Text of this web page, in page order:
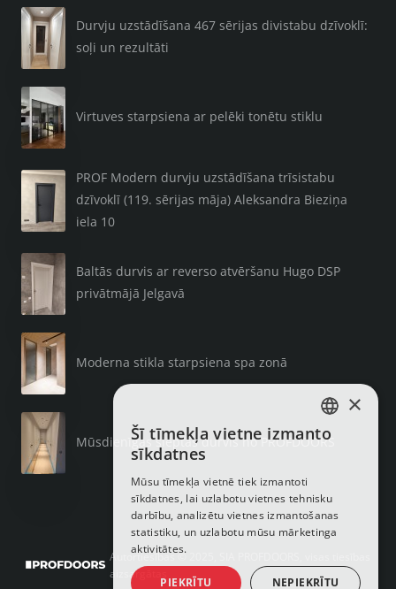
Durvju uzstādīšana 467 sērijas divistabu dzīvoklī:
soļi un rezultāti
Virtuves starpsiena ar pelēki tonētu stiklu
PROF Modern durvju uzstādīšana trīsistabu
dzīvoklī (119. sērijas māja) Aleksandra Bieziņa
iela 10
Baltās durvis ar reverso atvēršanu Hugo DSP
privātmājā Jelgavā
Moderna stikla starpsiena spa zonā
Mūsdienīgas slēptās durvis no PROFDOORS
Autortiesības © 2025, SIA PROFDOORS, visas tiesības
aizsargātas
LATVIAN
ENGLISH
×
Šī tīmekļa vietne izmanto
sīkdatnes
Mūsu tīmekļa vietnē tiek izmantoti
sīkdatnes, lai uzlabotu vietnes tehnisku
darbību, analizētu vietnes izmantošanas
statistiku, un uzlabotu mūsu mārketinga
aktivitātes.
PIEKRĪTU NEPIEKRĪTU